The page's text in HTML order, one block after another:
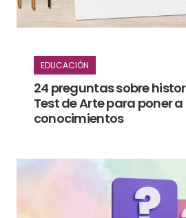
EDUCACIÓN
24 preguntas sobre
Test de Arte para poner
conocimientos